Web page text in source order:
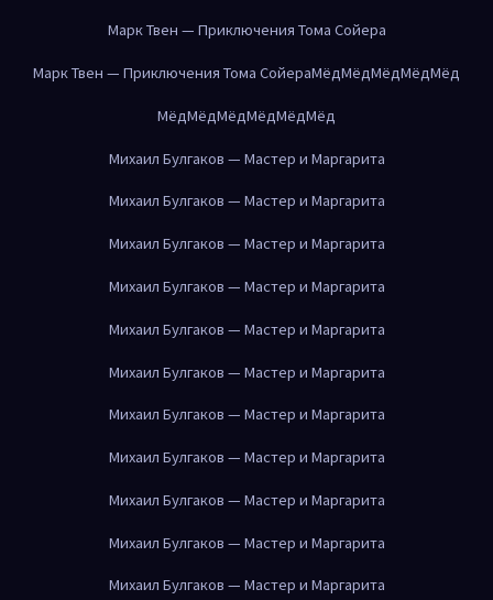
Марк Твен — Приключения Тома Сойера
Марк Твен — Приключения Тома СойераМёдМёдМёдМёдМёд
МёдМёдМёдМёдМёдМёд
Михаил Булгаков — Мастер и Маргарита
Михаил Булгаков — Мастер и Маргарита
Михаил Булгаков — Мастер и Маргарита
Михаил Булгаков — Мастер и Маргарита
Михаил Булгаков — Мастер и Маргарита
Михаил Булгаков — Мастер и Маргарита
Михаил Булгаков — Мастер и Маргарита
Михаил Булгаков — Мастер и Маргарита
Михаил Булгаков — Мастер и Маргарита
Михаил Булгаков — Мастер и Маргарита
Михаил Булгаков — Мастер и Маргарита